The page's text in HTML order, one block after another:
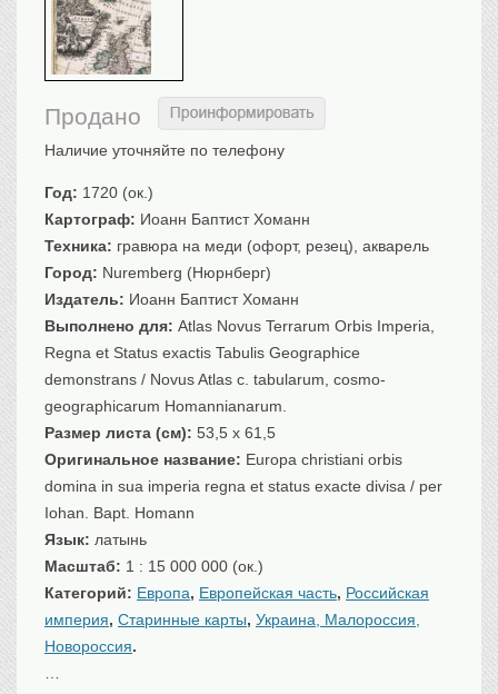
Санкт-Петербург
Российская империя
Прочие
Севастополь, Крым
Ценные бумаги
История моды.
Гражданская мода
Униформа
Охота. Флора. Фауна
Техника, транспорт, архитектура
Архитектура
Техника
Транспорт
Флот, кораблестроение
Связь
Медицина
Оружие, военная
Продано
Наличие уточняйте по телефону
Год: 1720 (ок.)
Картограф: Иоанн Баптист Хоманн
Техника: гравюра на меди (офорт, резец), акварель
Город: Nuremberg (Нюрнберг)
Издатель: Иоанн Баптист Хоманн
Выполнено для: Atlas Novus Terrarum Orbis Imperia,
Regna et Status exactis Tabulis Geographice
demonstrans / Novus Atlas c. tabularum, cosmo-
geographicarum Homannianarum.
Размер листа (см): 53,5 x 61,5
Оригинальное название: Europa christiani orbis
domina in sua imperia regna et status exacte divisa / per
Iohan. Bapt. Homann
Язык: латынь
Масштаб: 1 : 15 000 000 (ок.)
Категорий: Европа, Европейская часть, Российская
империя, Старинные карты, Украина, Малороссия,
Новороссия.